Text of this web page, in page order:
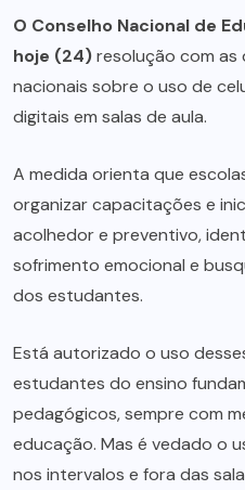
O Conselho Nacional de
hoje (24)resolução com as
nacionais sobre o uso de
digitais em salas de aula.
A medida orienta que
organizar capacitações e
acolhedor e preventivo,
sofrimento emocional e
dos estudantes.
Está autorizado o uso
estudantes do ensino
pedagógicos, sempre com
educação. Mas é vedado o
nos intervalos e fora das